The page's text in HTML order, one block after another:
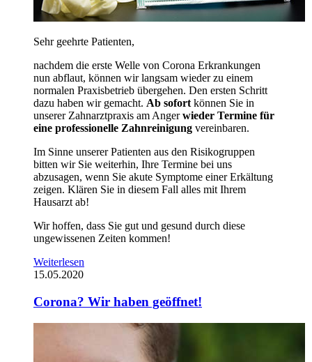
Sehr geehrte Patienten,
nachdem die erste Welle von Corona Erkrankungen
nun abflaut, können wir langsam wieder zu einem
normalen Praxisbetrieb übergehen. Den ersten Schritt
dazu haben wir gemacht. Ab sofort können Sie in
unserer Zahnarztpraxis am Angerwieder Termine für
eine professionelle Zahnreinigung vereinbaren.
Im Sinne unserer Patienten aus den Risikogruppen
bitten wir Sie weiterhin, Ihre Termine bei uns
abzusagen, wenn Sie akute Symptome einer Erkältung
zeigen. Klären Sie in diesem Fall alles mit Ihrem
Hausarzt ab!
Wir hoffen, dass Sie gut und gesund durch diese
ungewissenen Zeiten kommen!
Weiterlesen
15.05.2020
Corona? Wir haben geöffnet!